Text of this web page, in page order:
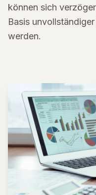
können sich
Basis
werden.